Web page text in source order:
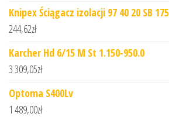
Knipex Ściągacz izolacji 97 40 20 SB
244,62zł
Karcher Hd 6/15 M St 1.150-950.0
3 309,05zł
Optoma S400Lv
1 489,00zł